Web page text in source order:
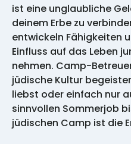
ist eine unglaubliche
deinem Erbe zu
entwickeln Fähigkeiten
Einfluss auf das Leben
nehmen. Camp-
jüdische Kultur
liebst oder einfach nur
sinnvollen Sommerjob
jüdischen Camp ist die